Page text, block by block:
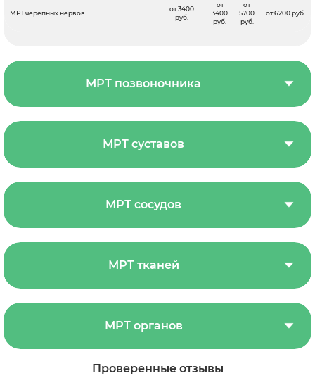
МРТ черепных нервов
от 3400
руб.
от
3400
руб.
от
5700
руб.
от 6200 руб.
МРТ позвоночника
МРТ суставов
МРТ сосудов
МРТ тканей
МРТ органов
Проверенные отзывы